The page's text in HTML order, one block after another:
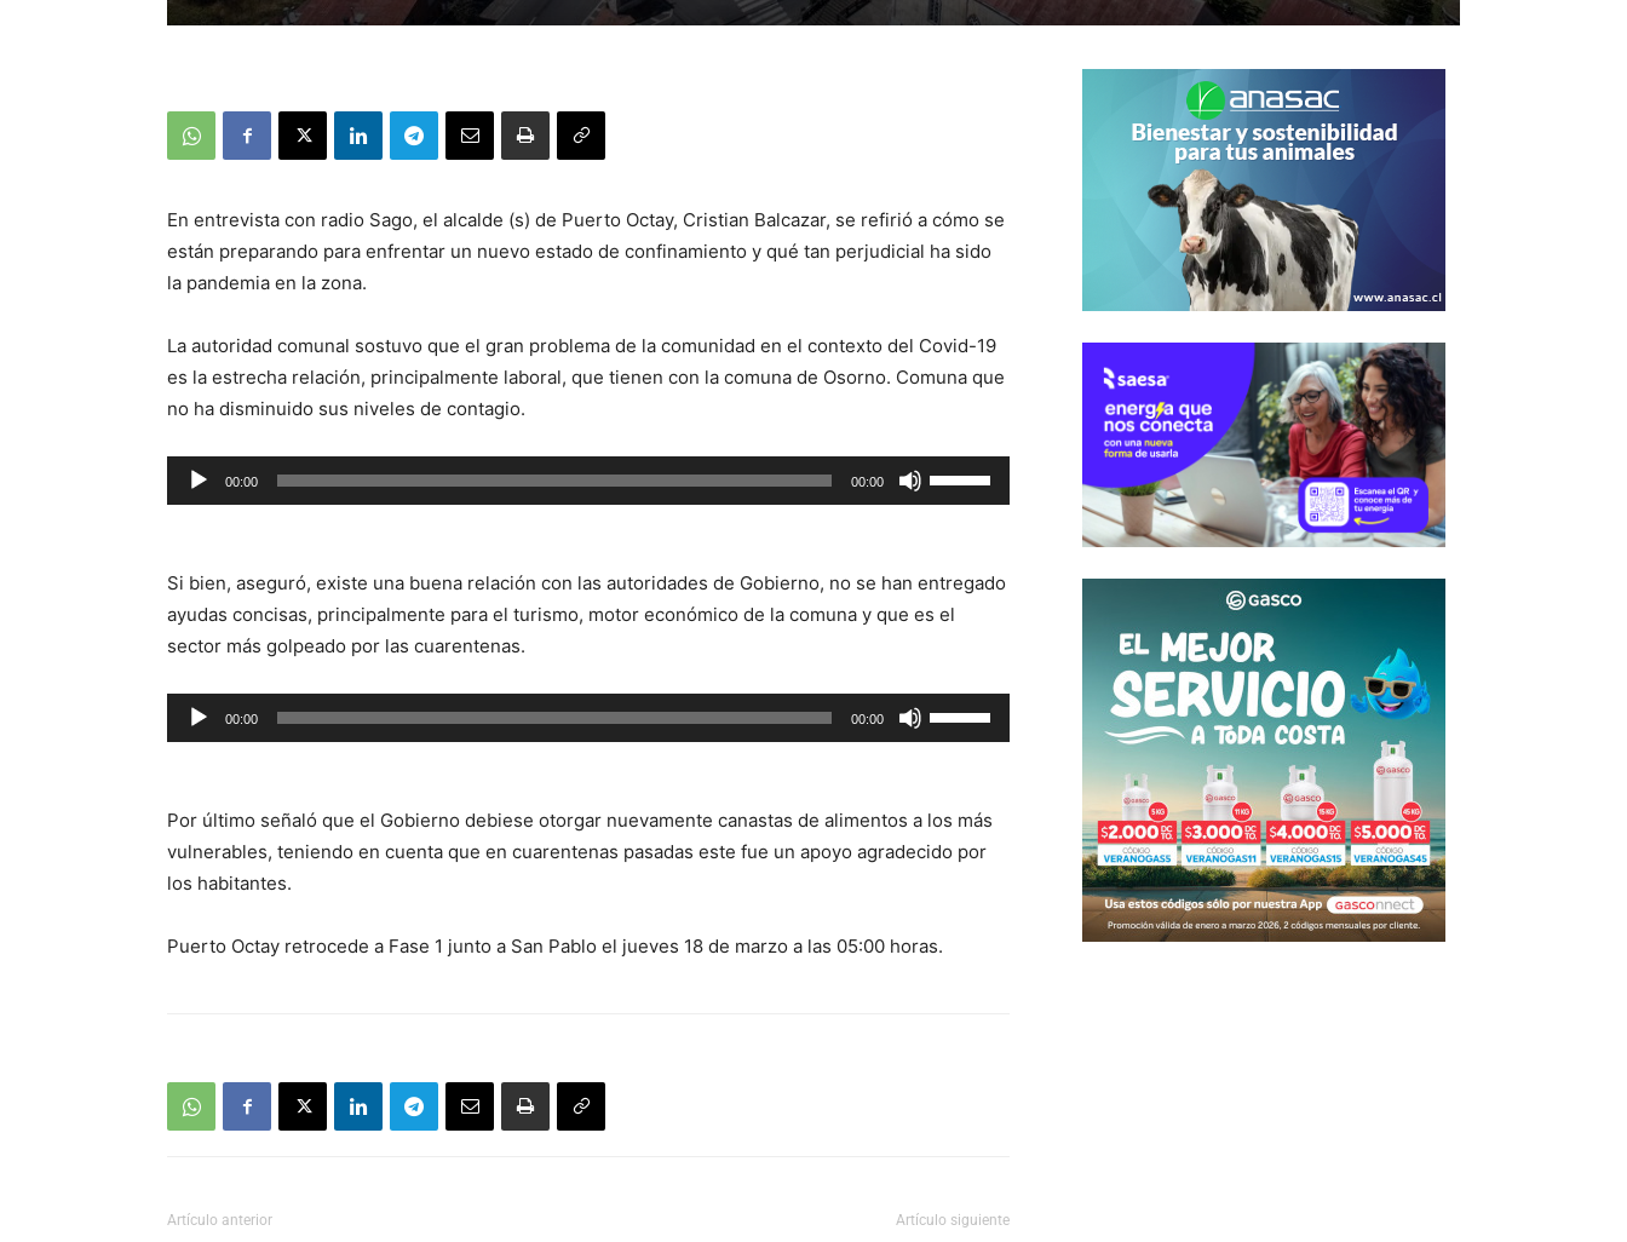
En entrevista con radio Sago, el alcalde (s) de Puerto Octay, Cristian Balcazar, se refirió a cómo se
están preparando para enfrentar un nuevo estado de confinamiento y qué tan perjudicial ha sido
la pandemia en la zona.
La autoridad comunal sostuvo que el gran problema de la comunidad en el contexto del Covid-19
es la estrecha relación, principalmente laboral, que tienen con la comuna de Osorno. Comuna que
no ha disminuido sus niveles de contagio.
Reproductor
de
00:00 00:00
las
flecha
arriba/abajo
aumentar
o
volumen.
Si bien, aseguró, existe una buena relación con las autoridades de Gobierno, no se han entregado
ayudas concisas, principalmente para el turismo, motor económico de la comuna y que es el
sector más golpeado por las cuarentenas.
Reproductor
de
00:00 00:00
las
flecha
arriba/abajo
o
Por último señaló que el Gobierno debiese otorgar nuevamente canastas de alimentos a los más
vulnerables, teniendo en cuenta que en cuarentenas pasadas este fue un apoyo agradecido por
los habitantes.
Puerto Octay retrocede a Fase 1 junto a San Pablo el jueves 18 de marzo a las 05:00 horas.
Artículo anterior Artículo siguiente